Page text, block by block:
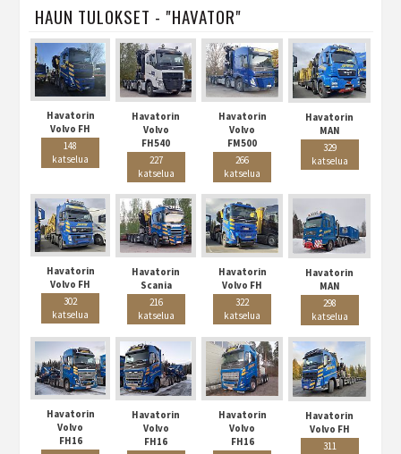
HAUN TULOKSET - "HAVATOR"
Havatorin
Volvo FH
148
katselua
Havatorin
Volvo
FH540
227
katselua
Havatorin
Volvo
FM500
266
katselua
Havatorin
MAN
329
katselua
Havatorin
Volvo FH
302
katselua
Havatorin
Scania
216
katselua
Havatorin
Volvo FH
322
katselua
Havatorin
MAN
298
katselua
Havatorin
Volvo
FH16
Havatorin
Volvo
FH16
Havatorin
Volvo
FH16
Havatorin
Volvo FH
311